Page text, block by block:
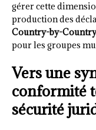
gérer cette
production des
Country-by-
pour les groupes
Vers une
conformité
sécurité